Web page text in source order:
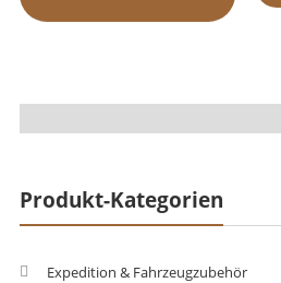
Produkt-Kategorien
Expedition & Fahrzeugzubehör